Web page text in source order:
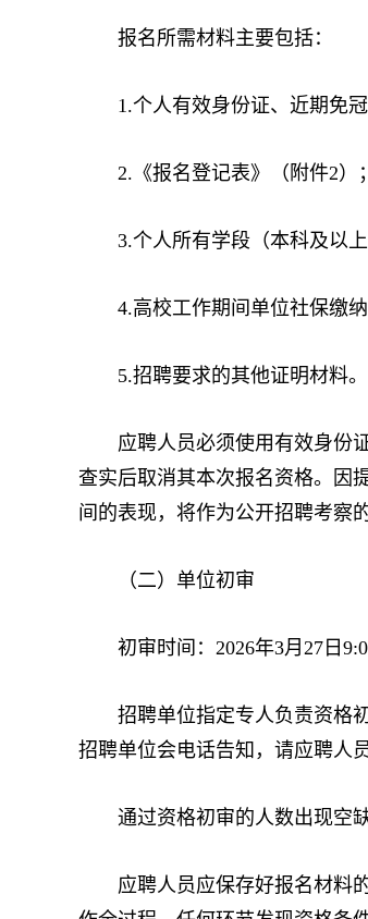
报名所需材料主要包括：
1.个人有效身份证、近期免冠
2.《报名登记表》（附件2）；
3.个人所有学段（本科及以上
4.高校工作期间单位社保缴纳
5.招聘要求的其他证明材料。
应聘人员必须使用有效身份证
查实后取消其本次报名资格。因
间的表现，将作为公开招聘考察
（二）单位初审
初审时间：2026年3月27日
招聘单位指定专人负责资格初
招聘单位会电话告知，请应聘人
通过资格初审的人数出现空缺
应聘人员应保存好报名材料的